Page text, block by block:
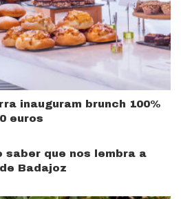
inauguram brunch 100%
euros
saber que nos lembra a
Badajoz